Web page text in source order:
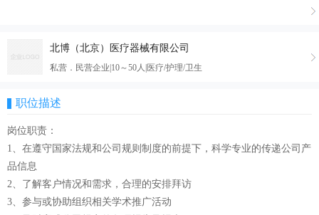
北博（北京）医疗器械有限公司
私营．民营企业|10～50人|医疗/护理/卫生
职位描述
岗位职责：
1、在遵守国家法规和公司规则制度的前提下，科学专业的传递公司产
品信息
2、了解客户情况和需求，合理的安排拜访
3、参与或协助组织相关学术推广活动